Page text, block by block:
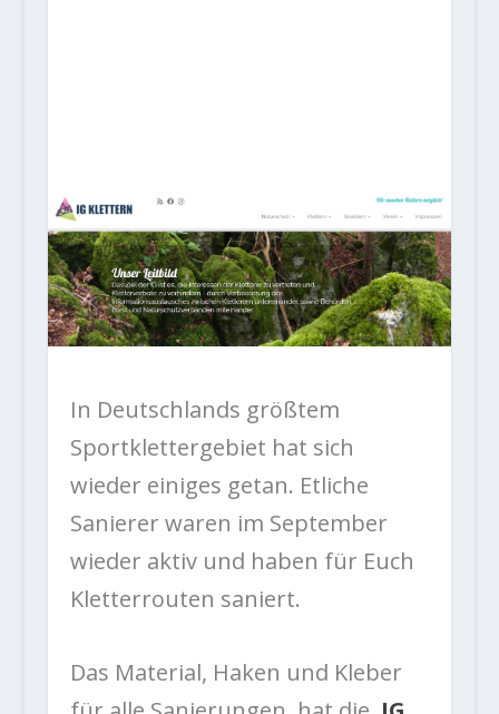
In Deutschlands größtem
Sportklettergebiet hat sich
wieder einiges getan. Etliche
Sanierer waren im September
wieder aktiv und haben für Euch
Kletterrouten saniert.
Das Material, Haken und Kleber